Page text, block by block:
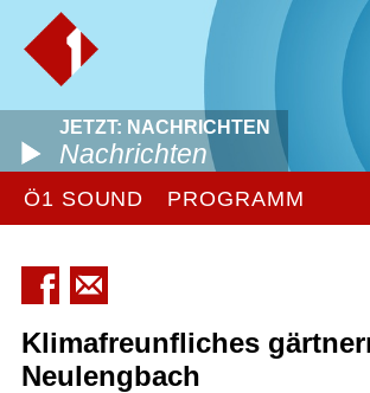
JETZT: NACHRICHTEN
Nachrichten
Ö1 SOUND PROGRAMM
Klimafreunfliches
Neulengbach